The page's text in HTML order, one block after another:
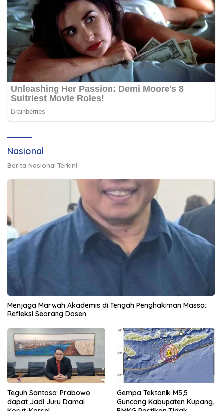
Nasional
Berita Nasional Terkini
Menjaga Marwah Akademis di Tengah Penghakiman Massa:
Refleksi Seorang Dosen
Teguh Santosa: Prabowo
dapat Jadi Juru Damai
Gempa Tektonik M5,5
Guncang Kabupaten Kupang,